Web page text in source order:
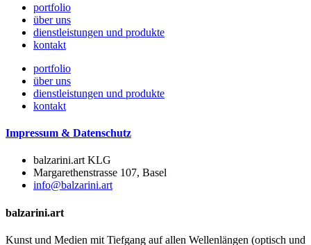
portfolio
über uns
dienstleistungen und produkte
kontakt
portfolio
über uns
dienstleistungen und produkte
kontakt
Impressum & Datenschutz
balzarini.art KLG
Margarethenstrasse 107, Basel
info@balzarini.art
balzarini.art
Kunst und Medien mit Tiefgang auf allen Wellenlängen (optisch und